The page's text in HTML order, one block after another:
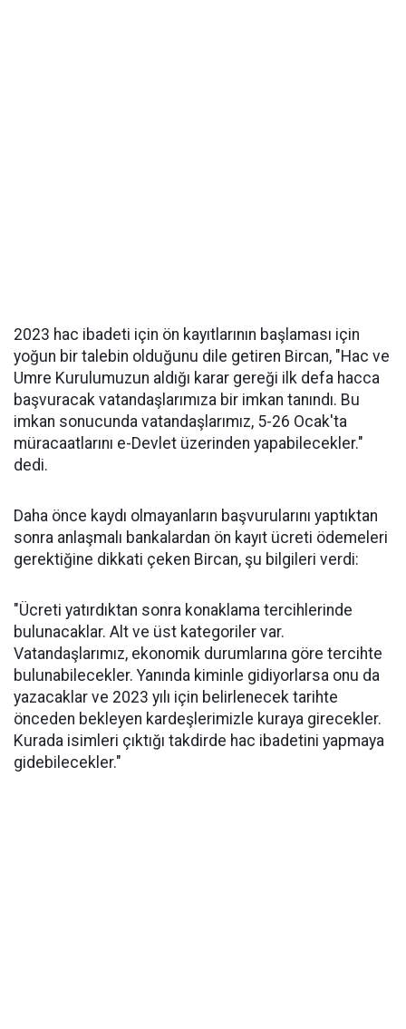
2023 hac ibadeti için ön kayıtlarının başlaması için
yoğun bir talebin olduğunu dile getiren Bircan, "Hac ve
Umre Kurulumuzun aldığı karar gereği ilk defa hacca
başvuracak vatandaşlarımıza bir imkan tanındı. Bu
imkan sonucunda vatandaşlarımız, 5-26 Ocak'ta
müracaatlarını e-Devlet üzerinden yapabilecekler."
dedi.
Daha önce kaydı olmayanların başvurularını yaptıktan
sonra anlaşmalı bankalardan ön kayıt ücreti ödemeleri
gerektiğine dikkati çeken Bircan, şu bilgileri verdi:
"Ücreti yatırdıktan sonra konaklama tercihlerinde
bulunacaklar. Alt ve üst kategoriler var.
Vatandaşlarımız, ekonomik durumlarına göre tercihte
bulunabilecekler. Yanında kiminle gidiyorlarsa onu da
yazacaklar ve 2023 yılı için belirlenecek tarihte
önceden bekleyen kardeşlerimizle kuraya girecekler.
Kurada isimleri çıktığı takdirde hac ibadetini yapmaya
gidebilecekler."